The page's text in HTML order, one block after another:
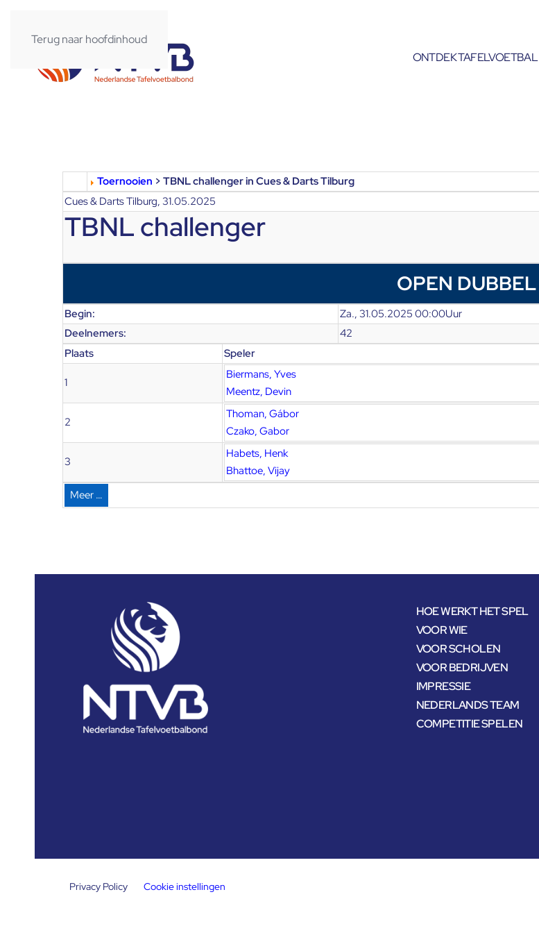
Terug naar hoofdinhoud
ONTDEK TAFELVOETBAL
Toernooien > TBNL challenger in Cues & Darts Tilburg
Cues & Darts Tilburg, 31.05.2025
TBNL challenger
OPEN DUBBEL
Begin:
Za., 31.05.2025 00:00Uur
Deelnemers:
42
Plaats
Speler
1
Biermans, Yves
Meentz, Devin
2
Thoman, Gábor
Czako, Gabor
3
Habets, Henk
Bhattoe, Vijay
Meer …
HOE WERKT HET SPEL
VOOR WIE
VOOR SCHOLEN
VOOR BEDRIJVEN
IMPRESSIE
NEDERLANDS TEAM
COMPETITIE SPELEN
Privacy Policy Cookie instellingen